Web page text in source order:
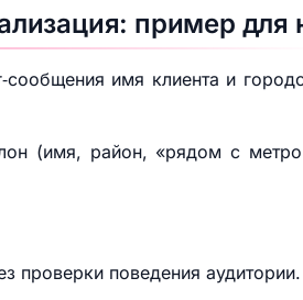
пример для
имя клиента и
(имя, район, «рядом с
проверки поведения аудитории.